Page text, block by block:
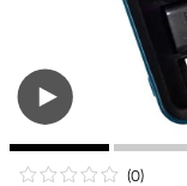
(0)